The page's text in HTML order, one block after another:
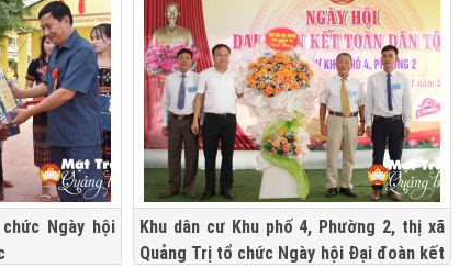
Ngày hội
Khu dân cư Khu phố 4, Phường 2, thị xã
Quảng Trị tổ chức Ngày hội Đại đoàn kết